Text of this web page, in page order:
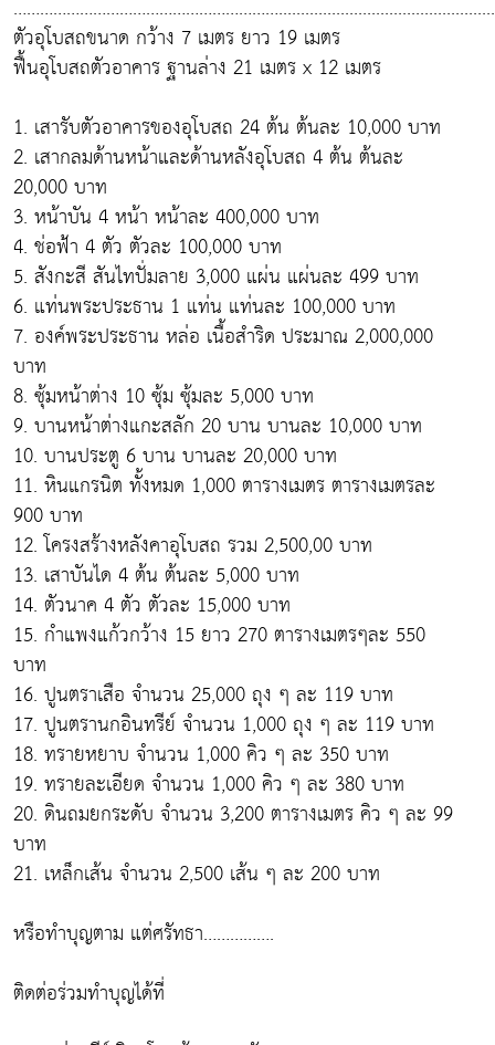
ตัวอุโบสถขนาด กว้าง 7 เมตร ยาว 19 เมตร
ฟื้นอุโบสถตัวอาคาร ฐานล่าง 21 เมตร x 12 เมตร
1. เสารับตัวอาคารของอุโบสถ 24 ต้น ต้นละ 10,000 บาท
2. เสากลมด้านหน้าและด้านหลังอุโบสถ 4 ต้น ต้นละ
20,000 บาท
3. หน้าบัน 4 หน้า หน้าละ 400,000 บาท
4. ช่อฟ้า 4 ตัว ตัวละ 100,000 บาท
5. สังกะสี สันไทปั่มลาย 3,000 แผ่น แผ่นละ 499 บาท
6. แท่นพระประธาน 1 แท่น แท่นละ 100,000 บาท
7. องค์พระประธาน หล่อ เนื้อสำริด ประมาณ 2,000,000
บาท
8. ซุ้มหน้าต่าง 10 ซุ้ม ซุ้มละ 5,000 บาท
9. บานหน้าต่างแกะสลัก 20 บาน บานละ 10,000 บาท
10. บานประตู 6 บาน บานละ 20,000 บาท
11. หินแกรนิต ทั้งหมด 1,000 ตารางเมตร ตารางเมตรละ
900 บาท
12. โครงสร้างหลังคาอุโบสถ รวม 2,500,00 บาท
13. เสาบันได 4 ต้น ต้นละ 5,000 บาท
14. ตัวนาค 4 ตัว ตัวละ 15,000 บาท
15. กำแพงแก้วกว้าง 15 ยาว 270 ตารางเมตรๆละ 550
บาท
16. ปูนตราเสือ จำนวน 25,000 ถุง ๆ ละ 119 บาท
17. ปูนตรานกอินทรีย์ จำนวน 1,000 ถุง ๆ ละ 119 บาท
18. ทรายหยาบ จำนวน 1,000 คิว ๆ ละ 350 บาท
19. ทรายละเอียด จำนวน 1,000 คิว ๆ ละ 380 บาท
20. ดินถมยกระดับ จำนวน 3,200 ตารางเมตร คิว ๆ ละ 99
บาท
21. เหล็กเส้น จำนวน 2,500 เส้น ๆ ละ 200 บาท
หรือทำบุญตาม แต่ศรัทธา…………….
ติดต่อร่วมทำบุญได้ที่